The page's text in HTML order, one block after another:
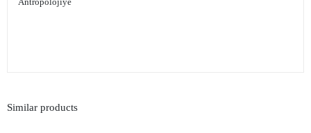
Similar products